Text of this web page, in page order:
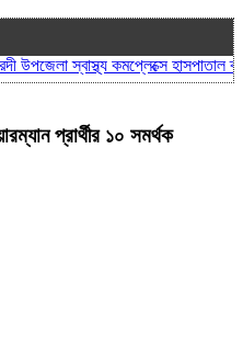
উপজেলা স্বাস্থ্য কমপ্লেক্সে হাসপাতাল
প্রার্থীর ১০ সমর্থক